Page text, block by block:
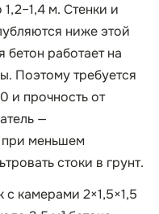
м. Стенки и
ниже этой
бетон работает на
Поэтому требуется
и прочность от
—
при меньшем
стоки в грунт.
камерами 2×1,5×1,5